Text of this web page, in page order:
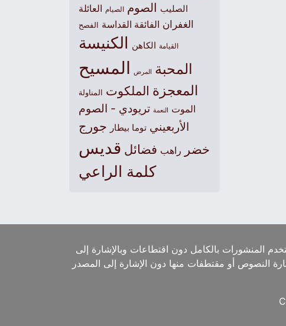
الصليب الصوم الصيام العائلة
الغفران الفائقة القداسة الفصح
القيامة الكاهن الكنيسة
المحبة المرض المسيح
المعجزة الملكوت المناولة
الموت النعمة تريودي - الصوم
الأربعيني توما بيطار جورج
خضر راهب فضائل قديس
كلمة الراعي
المنشورات بالكامل دون اقتطاعات وبالإشارة إلى
النصوص أو مقتطفات منها دون الإشارة إلى المصدر